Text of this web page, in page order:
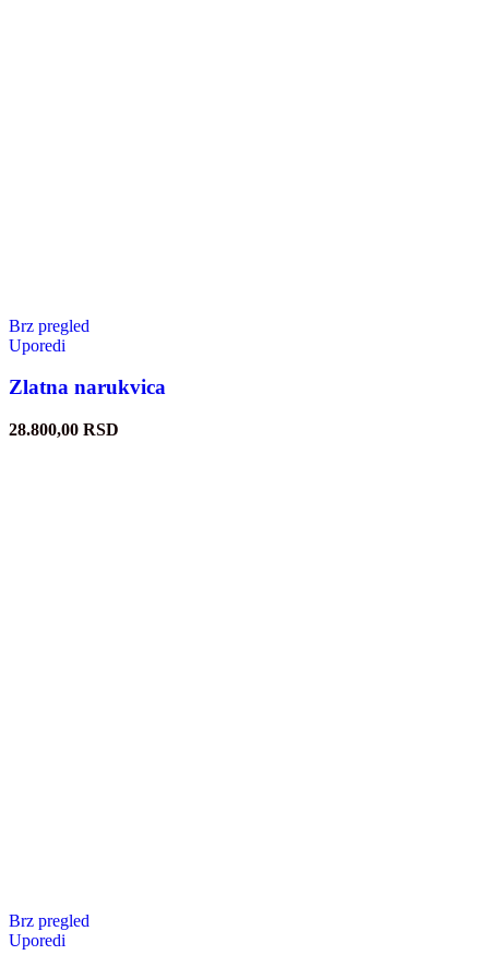
Brz pregled
Uporedi
Zlatna narukvica
28.800,00 RSD
Brz pregled
Uporedi